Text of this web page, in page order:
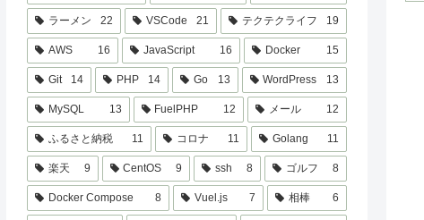
ラーメン 22 VSCode 21 テクテクライフ 19
AWS 16 JavaScript 16 Docker 15
Git 14 PHP 14 Go 13 WordPress 13
MySQL 13 FuelPHP 12 メール 12
ふるさと納税 11 コロナ 11 Golang 11
楽天 9 CentOS 9 ssh 8 ゴルフ 8
Docker Compose 8 Vuel.js 7 相棒 6